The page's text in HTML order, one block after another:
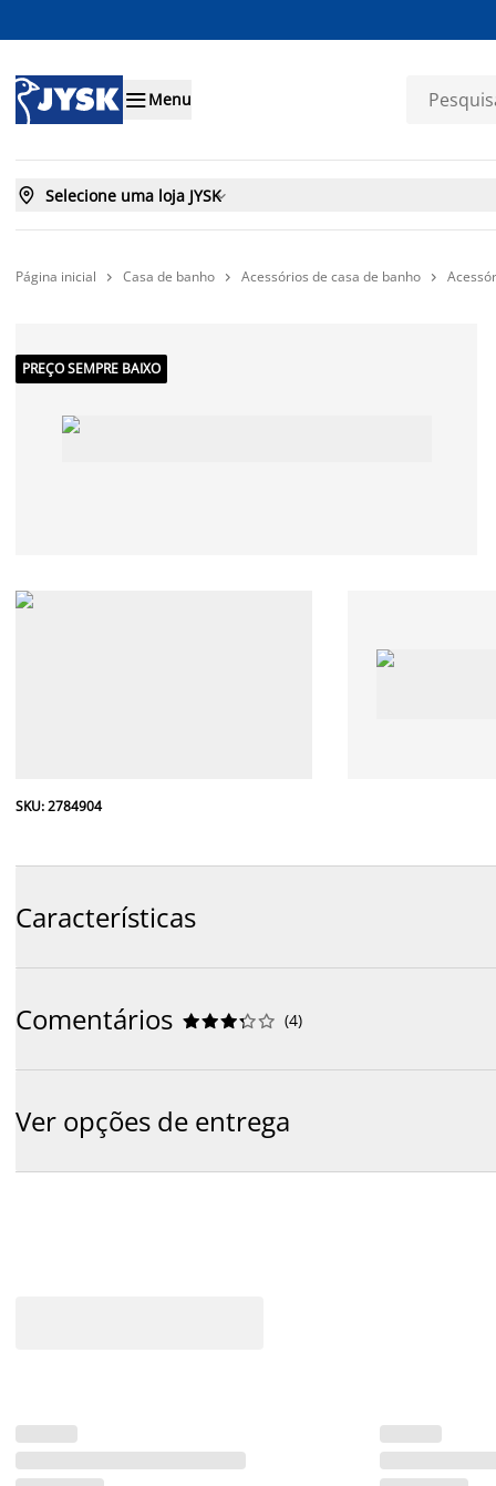
Menu
 Selecione uma loja JYSK
Página inicial  Casa de banho  Acessórios de casa de banho 
PREÇO SEMPRE BAIXO
SKU: 2784904
Características
Comentários 




 (4)
Ver opções de entrega